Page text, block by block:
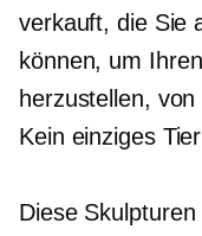
verkauft, die Sie
können, um
herzustellen,
Kein einziges
Diese